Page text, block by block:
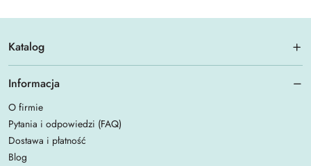
Katalog
Informacja
O firmie
Pytania i odpowiedzi (FAQ)
Dostawa i płatność
Blog